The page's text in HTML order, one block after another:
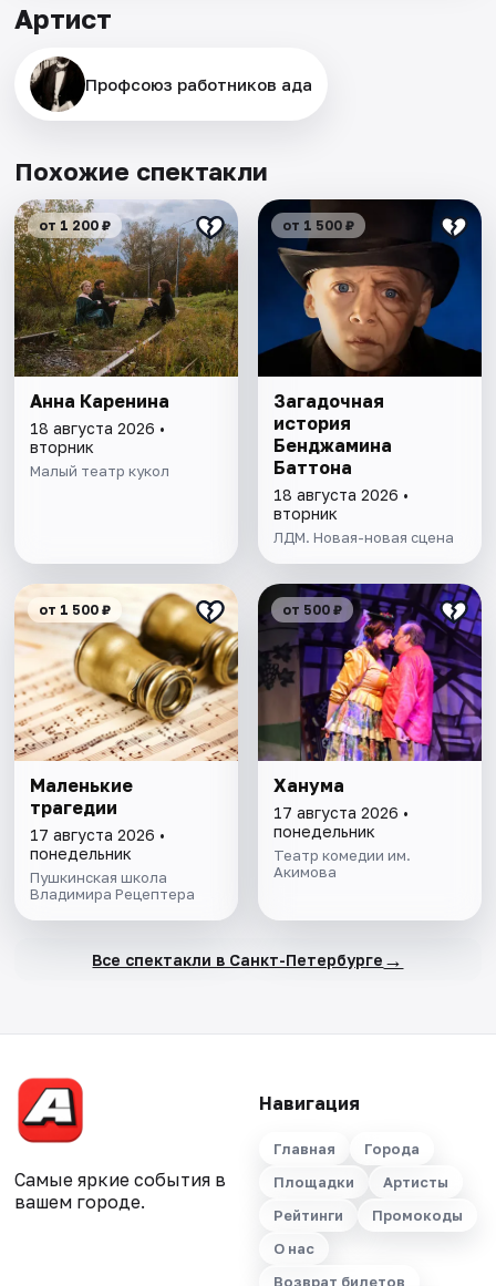
Артист
Профсоюз работников ада
Похожие спектакли
от 1 200 ₽
Анна Каренина
18 августа 2026 •
вторник
Малый театр кукол
от 1 500 ₽
Загадочная
история
Бенджамина
Баттона
18 августа 2026 •
вторник
ЛДМ. Новая-новая сцена
от 1 500 ₽
Маленькие
трагедии
17 августа 2026 •
понедельник
Пушкинская школа
Владимира Рецептера
от 500 ₽
Ханума
17 августа 2026 •
понедельник
Театр комедии им.
Акимова
Все спектакли в Санкт-Петербурге →
Самые яркие события в
вашем городе.
Навигация
Главная
Города
Площадки
Артисты
Рейтинги
Промокоды
О нас
Возврат билетов